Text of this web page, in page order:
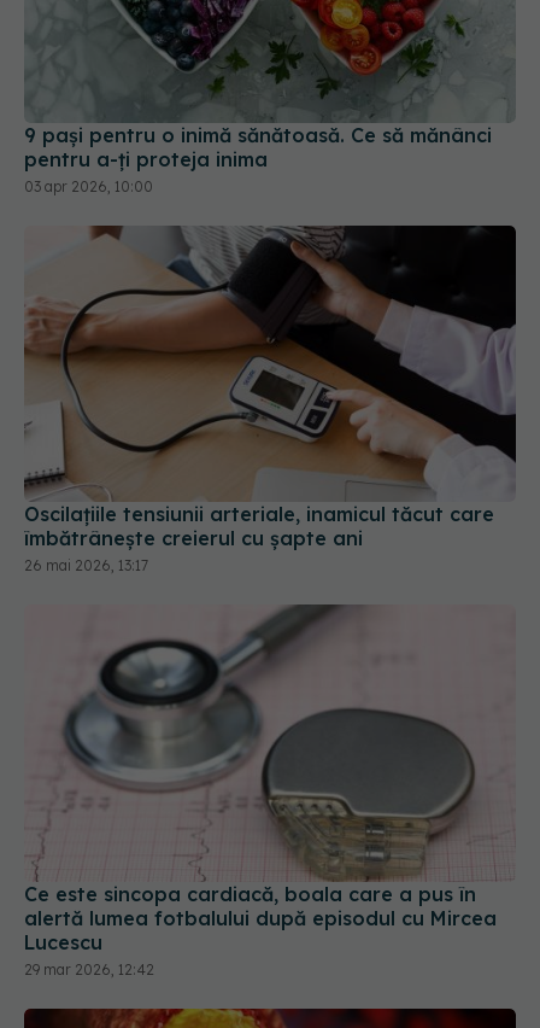
9 pași pentru o inimă sănătoasă. Ce să mănânci
pentru a-ți proteja inima
Oscilațiile tensiunii arteriale, inamicul tăcut care
îmbătrânește creierul cu șapte ani
Ce este sincopa cardiacă, boala care a pus în
alertă lumea fotbalului după episodul cu Mircea
29 mar 2026, 12:42